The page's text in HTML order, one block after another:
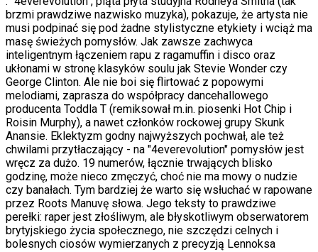
brzmi prawdziwe nazwisko muzyka), pokazuje, że artysta nie
musi podpinać się pod żadne stylistyczne etykiety i wciąż ma
masę świeżych pomysłów. Jak zawsze zachwyca
inteligentnym łączeniem rapu z ragamuffin i disco oraz
ukłonami w stronę klasyków soulu jak Stevie Wonder czy
George Clinton. Ale nie boi się flirtować z popowymi
melodiami, zaprasza do współpracy dancehallowego
producenta Toddla T (remiksował m.in. piosenki Hot Chip i
Roisin Murphy), a nawet członków rockowej grupy Skunk
Anansie. Eklektyzm godny najwyższych pochwał, ale też
chwilami przytłaczający - na "4everevolution" pomysłów jest
wręcz za dużo. 19 numerów, łącznie trwających blisko
godzinę, może nieco zmęczyć, choć nie ma mowy o nudzie
czy banałach. Tym bardziej że warto się wsłuchać w rapowane
przez Roots Manuvę słowa. Jego teksty to prawdziwe
perełki: raper jest złośliwym, ale błyskotliwym obserwatorem
brytyjskiego życia społecznego, nie szczędzi celnych i
bolesnych ciosów wymierzanych z precyzją Lennoksa